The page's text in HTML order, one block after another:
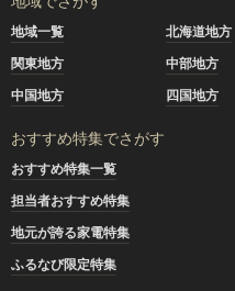
地域一覧 北海道地方
関東地方
中部地方
中国地方
四国地方
おすすめ特集でさがす
おすすめ特集一覧
担当者おすすめ特集
地元が誇る家電特集
ふるなび限定特集